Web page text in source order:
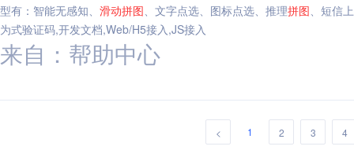
型有：智能无感知、 滑动拼图、文字点选、图标点选、推理拼图、短信
为式验证码,开发文档,Web/H5接入,JS接入
来自：帮助中心
< 1 2 3 4